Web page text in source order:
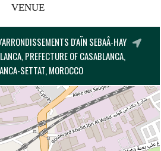
VENUE
D'AÏN SEBAÂ-HAY
PREFECTURE OF CASABLANCA,
SETTAT, MOROCCO